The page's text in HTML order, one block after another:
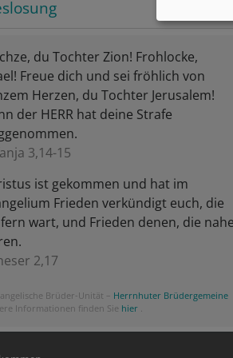
du Tochter Zion! Frohlocke,
Freue dich und sei fröhlich von
Herzen, du Tochter Jerusalem!
der HERR hat deine Strafe
3,14-15
ist gekommen und hat im
Frieden verkündigt euch, die
wart, und Frieden denen, die nahe
2,17
Brüder-Unität – Herrnhuter Brüdergemeine
Informationen finden Sie hier